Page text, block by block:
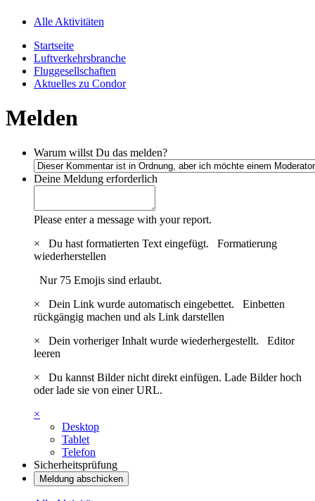
Alle Aktivitäten
Startseite
Luftverkehrsbranche
Fluggesellschaften
Aktuelles zu Condor
Melden
Warum willst Du das melden?
Deine Meldung erforderlich
Please enter a message with your report.
×
Du hast formatierten Text eingefügt. Formatierung
wiederherstellen
Nur 75 Emojis sind erlaubt.
×
Dein Link wurde automatisch eingebettet. Einbetten
rückgängig machen und als Link darstellen
×
Dein vorheriger Inhalt wurde wiederhergestellt. Editor
leeren
×
Du kannst Bilder nicht direkt einfügen. Lade Bilder hoch
oder lade sie von einer URL.
×
Desktop
Tablet
Telefon
Sicherheitsprüfung
Meldung abschicken